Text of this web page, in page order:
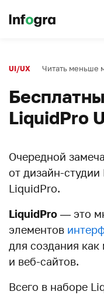
UI/UX Читать меньше
LiquidPro
Очередной
от дизайн-
LiquidPro.
LiquidPro — это
элементов
для создания
и веб-сайтов.
Всего в наборе